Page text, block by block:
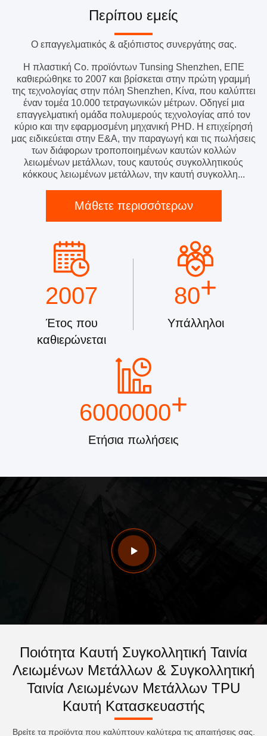
Περίπου εμείς
Ο επαγγελματικός & αξιόπιστος συνεργάτης σας.
Η πλαστική Co. προϊόντων Tunsing Shenzhen, ΕΠΕ
καθιερώθηκε το 2007 και βρίσκεται στην πρώτη γραμμή
της τεχνολογίας στην πόλη Shenzhen, Κίνα, που καλύπτει
έναν τομέα 10.000 τετραγωνικών μέτρων. Οδηγεί μια
επαγγελματική ομάδα πολυμερούς τεχνολογίας από τον
κύριο και την εφαρμοσμένη μηχανική PHD. Η επιχείρησή
μας ειδικεύεται στην Ε&Α, την παραγωγή και τις πωλήσεις
των διάφορων τροποποιημένων καυτών κολλών
λειωμένων μετάλλων, τους καυτούς συγκολλητικούς
κόκκους λειωμένων μετάλλων, την καυτή συγκολλη...
Μάθετε περισσότερων
2007
Έτος που
καθιερώνεται
80+
Υπάλληλοι
6000000+
Ετήσια πωλήσεις
Ποιότητα Καυτή Συγκολλητική Ταινία
Λειωμένων Μετάλλων & Συγκολλητική
Ταινία Λειωμένων Μετάλλων TPU
Καυτή Κατασκευαστής
Βρείτε τα προϊόντα που καλύπτουν καλύτερα τις απαιτήσεις σας.